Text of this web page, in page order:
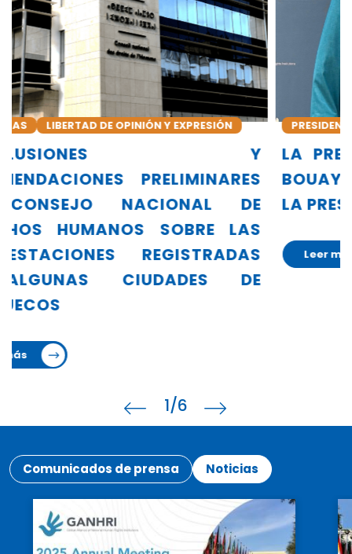
LA PRESIDENTA DEL CNDH, AMINA
BOUAYACH, ASUME OFICIALMENTE
LA PRESIDENCIA DE LA GANHRI
PRESIDENTA ALLIANZA GLOBAL DE INDH
Leer más
1/6
Comunicados de prensa Noticias